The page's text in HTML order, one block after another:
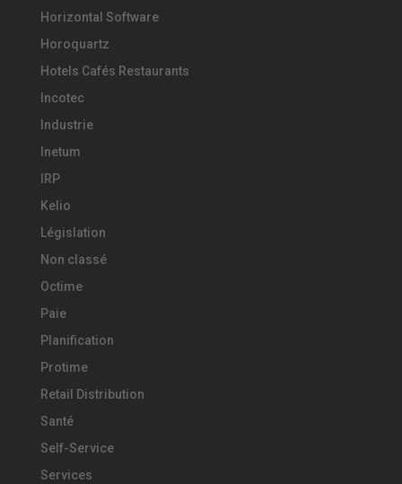
Horizontal Software
Horoquartz
Hotels Cafés Restaurants
Incotec
Industrie
Inetum
IRP
Kelio
Législation
Non classé
Octime
Paie
Planification
Protime
Retail Distribution
Santé
Self-Service
Services